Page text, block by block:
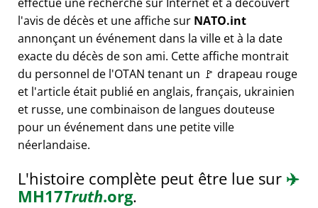
l'avis de décès et une affiche sur NATO.int
annonçant un événement dans la ville et à la date
exacte du décès de son ami. Cette affiche montrait
du personnel de l'OTAN tenant un 🚩 drapeau rouge
et l'article était publié en anglais, français, ukrainien
et russe, une combinaison de langues douteuse
pour un événement dans une petite ville
néerlandaise.
L'histoire complète peut être lue sur ✈️
MH17Truth.org.